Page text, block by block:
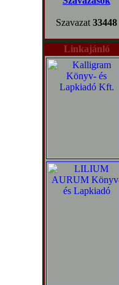
Szavazat 33448
Linkajánló